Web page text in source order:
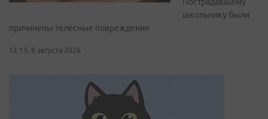
Пострадавшему
школьнику были
причинены телесные повреждения
12:13, 8 августа 2026